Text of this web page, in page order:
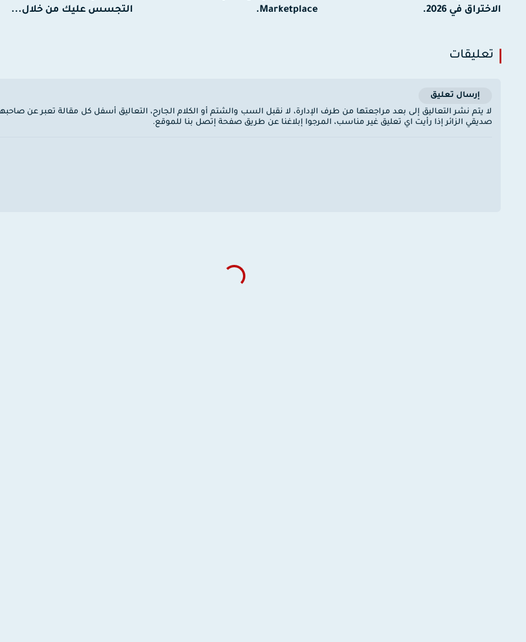
الاختراق في 2026.
Marketplace.
التجسس عليك من خلال...
تعليقات
إرسال تعليق
لا يتم نشر التعاليق إلى بعد مراجعتها من طرف الإدارة، لا نقبل السب والشتم أو الكلام الجارح، التعاليق أسفل كل مقالة تعبر عن
صديقي الزائر إذا رأيت اي تعليق غير مناسب، المرجوا إبلاغنا عن طريق صفحة إتصل بنا للموقع.